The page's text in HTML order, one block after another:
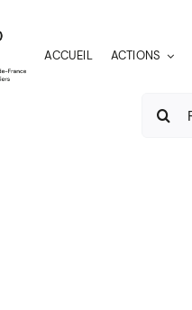
ACCUEIL ACTIONS